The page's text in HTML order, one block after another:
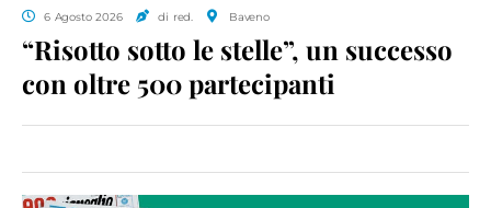
6 Agosto 2026 di red. Baveno
“Risotto sotto le stelle”, un successo
con oltre 500 partecipanti